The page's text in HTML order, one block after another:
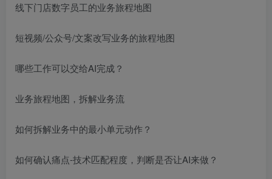
线下门店数字员工的业务旅程地图
短视频/公众号/文案改写业务的旅程地图
哪些工作可以交给AI完成？
业务旅程地图，拆解业务流
如何拆解业务中的最小单元动作？
如何确认痛点-技术匹配程度，判断是否让AI来做？